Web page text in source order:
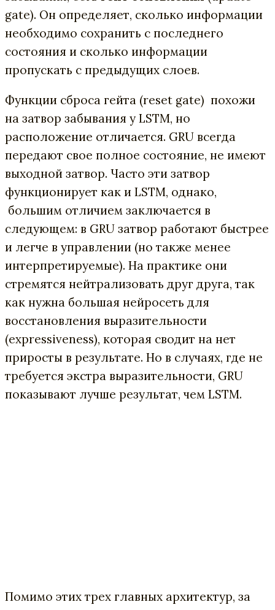
gate). Он определяет, сколько информации
необходимо сохранить c последнего
состояния и сколько информации
пропускать с предыдущих слоев.
Функции сброса гейта (reset gate) похожи
на затвор забывания у LSTM, но
расположение отличается. GRU всегда
передают свое полное состояние, не имеют
выходной затвор. Часто эти затвор
функционирует как и LSTM, однако,
большим отличием заключается в
следующем: в GRU затвор работают быстрее
и легче в управлении (но также менее
интерпретируемые). На практике они
стремятся нейтрализовать друг друга, так
как нужна большая нейросеть для
восстановления выразительности
(expressiveness), которая сводит на нет
приросты в результате. Но в случаях, где не
требуется экстра выразительности, GRU
показывают лучше результат, чем LSTM.
Помимо этих трех главных архитектур, за